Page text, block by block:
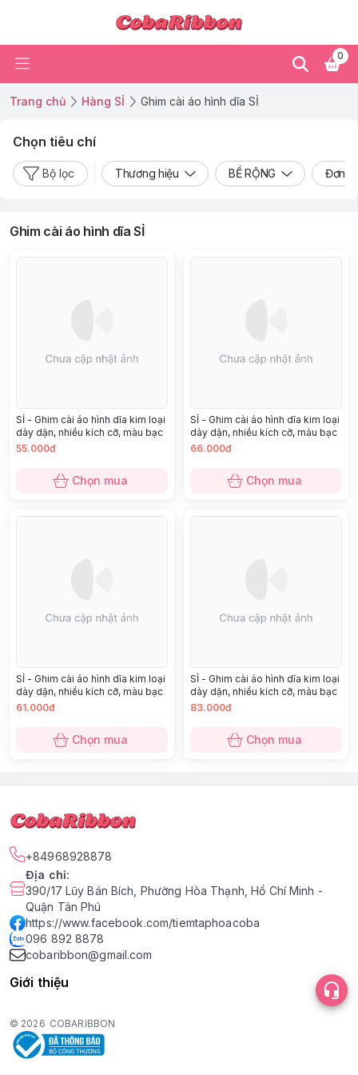
0
Trang chủ Hàng SỈ Ghim cài áo hình dĩa SỈ
Chọn tiêu chí
Bộ lọc Thương hiệu BỀ RỘNG Đơn vị
Ghim cài áo hình dĩa SỈ
SỈ - Ghim cài áo hình dĩa kim loại
dày dặn, nhiều kích cỡ, màu bạc
55.000đ
Chọn mua
SỈ - Ghim cài áo hình dĩa kim loại
dày dặn, nhiều kích cỡ, màu bạc
66.000đ
Chọn mua
SỈ - Ghim cài áo hình dĩa kim loại
dày dặn, nhiều kích cỡ, màu bạc
61.000đ
Chọn mua
SỈ - Ghim cài áo hình dĩa kim loại
dày dặn, nhiều kích cỡ, màu bạc
83.000đ
Chọn mua
+84968928878
Địa chỉ:
390/17 Lũy Bán Bích, Phường Hòa Thạnh, Hồ Chí Minh -
Quận Tân Phú
https://www.facebook.com/tiemtaphoacoba
096 892 8878
cobaribbon@gmail.com
Giới thiệu
© 2026 COBARIBBON